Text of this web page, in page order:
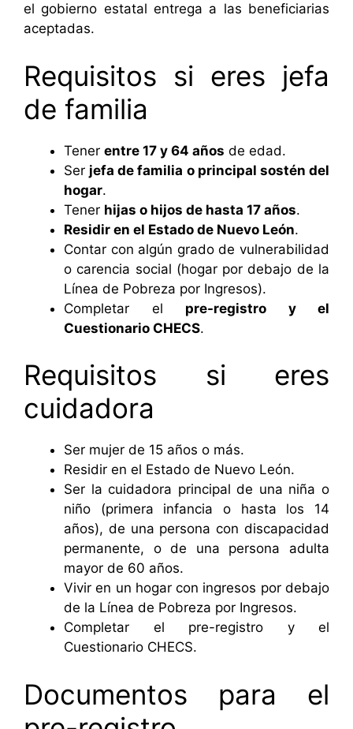
el gobierno estatal entrega a las beneficiarias
aceptadas.
Requisitos si eres jefa
de familia
Tener entre 17 y 64 años de edad.
Ser jefa de familia o principal sostén del
hogar.
Tener hijas o hijos de hasta 17 años.
Residir en el Estado de Nuevo León.
Contar con algún grado de vulnerabilidad
o carencia social (hogar por debajo de la
Línea de Pobreza por Ingresos).
Completar el pre-registro y el
Cuestionario CHECS.
Requisitos si eres
cuidadora
Ser mujer de 15 años o más.
Residir en el Estado de Nuevo León.
Ser la cuidadora principal de una niña o
niño (primera infancia o hasta los 14
años), de una persona con discapacidad
permanente, o de una persona adulta
mayor de 60 años.
Vivir en un hogar con ingresos por debajo
de la Línea de Pobreza por Ingresos.
Completar el pre-registro y el
Cuestionario CHECS.
Documentos para el